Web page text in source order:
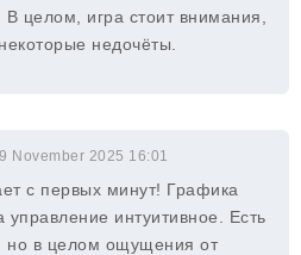
целом, игра стоит внимания,
недочёты.
November 2025 16:01
с первых минут! Графика
управление интуитивное. Есть
но в целом ощущения от